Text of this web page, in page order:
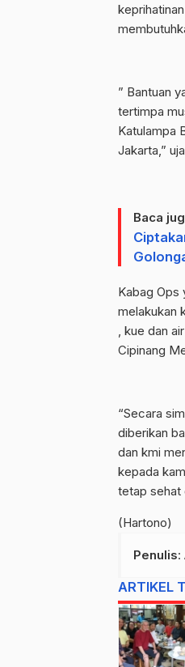
” Bantuan
tertimpa
Katulampa
Jakarta,”
Baca
Kabag Ops
melakukan
, kue dan
Cipinang
“Secara
diberikan
dan kmi
kepada
tetap sehat
(Hartono)
Penulis:
ARTIKEL